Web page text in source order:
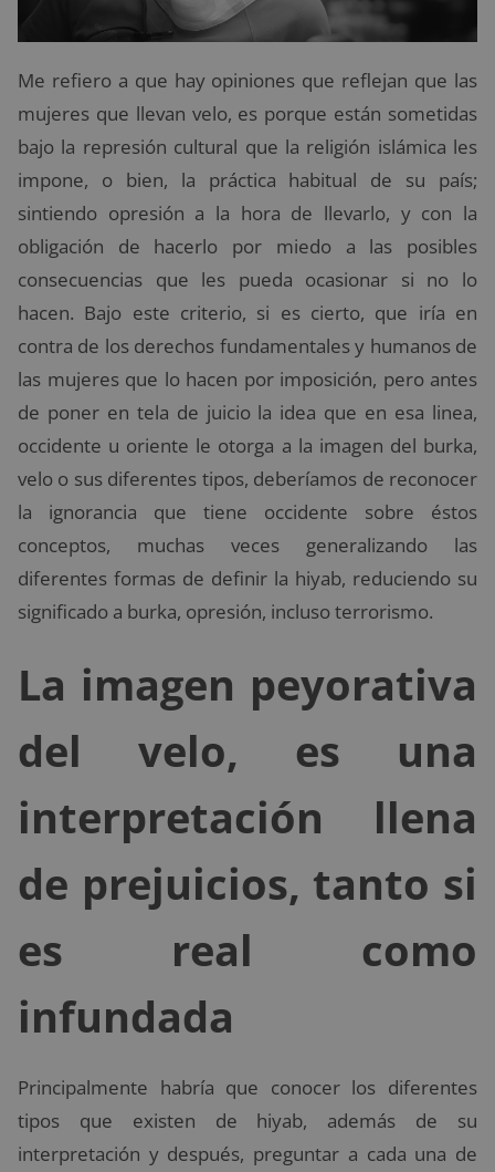
Me refiero a que hay opiniones que reflejan que las
mujeres que llevan velo, es porque están sometidas
bajo la represión cultural que la religión islámica les
impone, o bien, la práctica habitual de su país;
sintiendo opresión a la hora de llevarlo, y con la
obligación de hacerlo por miedo a las posibles
consecuencias que les pueda ocasionar si no lo
hacen. Bajo este criterio, si es cierto, que iría en
contra de los derechos fundamentales y humanos de
las mujeres que lo hacen por imposición, pero antes
de poner en tela de juicio la idea que en esa linea,
occidente u oriente le otorga a la imagen del burka,
velo o sus diferentes tipos, deberíamos de reconocer
la ignorancia que tiene occidente sobre éstos
conceptos, muchas veces generalizando las
diferentes formas de definir la hiyab, reduciendo su
significado a burka, opresión, incluso terrorismo.
La imagen peyorativa
del velo, es una
interpretación llena
de prejuicios, tanto si
es real como
infundada
Principalmente habría que conocer los diferentes
tipos que existen de hiyab, además de su
interpretación y después, preguntar a cada una de